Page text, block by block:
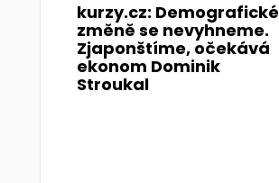
kurzy.cz: Demografické
změně se nevyhneme.
Zjaponštíme, očekává
ekonom Dominik
Stroukal